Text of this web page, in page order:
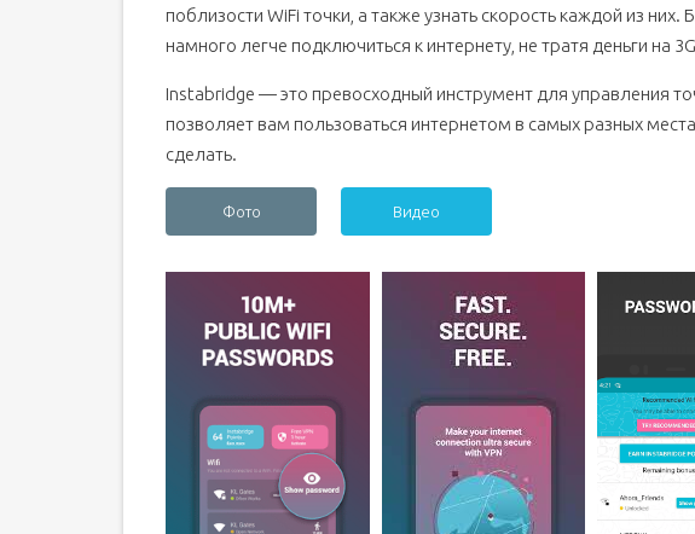
поблизости WiFi точки, а также узнать скорость каждой из
намного легче подключиться к интернету, не тратя деньги на
Instabridge — это превосходный инструмент для управления
позволяет вам пользоваться интернетом в самых разных
сделать.
Фото Видео